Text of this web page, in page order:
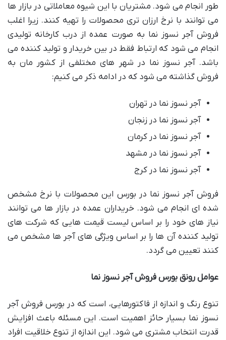
طور انجام می شود. مشتریان با این شیوه معاملاتی در بازار ها
می توانند با نرخ ارزان تری محصولات را تهیه کنند. زیرا اغلب
فروش آجر نسوز نما به صورت عمده از درب کارخانه تولیدی
انجام می شود که ارتباط فقط در بین خریدار و تولید کننده می
باشد. آجر نسوز نما در شهر های مختلفی از کشور مان به
فروش گذاشته می شود که در ادامه ذکر می کنیم:
آجر نسوز نما در تهران
آجر نسوز نما در زنجان
آجر نسوز نما در کرمان
آجر نسوز نما در مشهد
آجر نسوز نما در کرج
فروش آجر نسوز نما در بورس این محصولات با نرخ مشخص
شده ای انجام می شود. خریداران عمده در بازار ها می توانند
نیاز های خود را بر اساس لیست قیمت هایی که شرکت های
تولید کننده آن ها را بر اساس ویژگی های آجر ها مشخص می
کنند تعیین می گردد.
عوامل رونق بورس فروش آجر نسوز نما
تنوع رنگ و اندازه از فاکتورهایی، است که در بورس فروش آجر
نسوز نما بسیار حائز اهمیت است. این مسئله باعث افزایش
قدرت انتخاب مشتری می شود. این اندازه از تنوع خلاقیت افراد